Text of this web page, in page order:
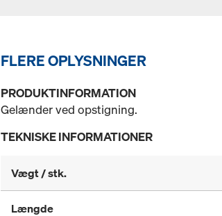
FLERE OPLYSNINGER
PRODUKTINFORMATION
Gelænder ved opstigning.
TEKNISKE INFORMATIONER
Vægt / stk.
Længde